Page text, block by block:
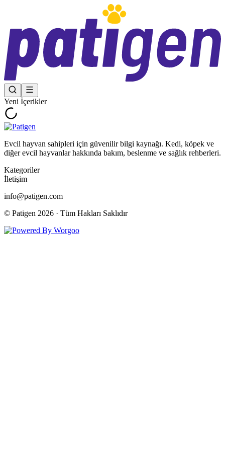
Yeni İçerikler
Evcil hayvan sahipleri için güvenilir bilgi kaynağı. Kedi, köpek ve
diğer evcil hayvanlar hakkında bakım, beslenme ve sağlık rehberleri.
Kategoriler
İletişim
info@patigen.com
© Patigen 2026 · Tüm Hakları Saklıdır